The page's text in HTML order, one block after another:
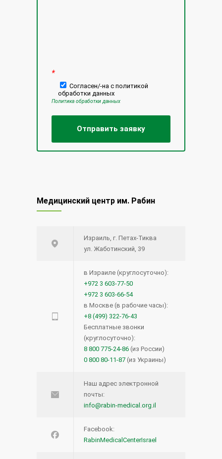
*
Согласен/-на с политикой
обработки данных
Политика обработки данных
Медицинский центр им. Рабин
Израиль, г. Петах-Тиква
ул. Жаботинский, 39
в Израиле (круглосуточно):
+972 3 603-77-50
+972 3 603-66-54
в Москве (в рабочие часы):
+8 (499) 322-76-43
Бесплатные звонки
(круглосуточно):
8 800 775-24-86 (из России)
0 800 80-11-87 (из Украины)
Наш адрес электронной
почты:
info@rabin-medical.org.il
Facebook:
RabinMedicalCenterIsrael